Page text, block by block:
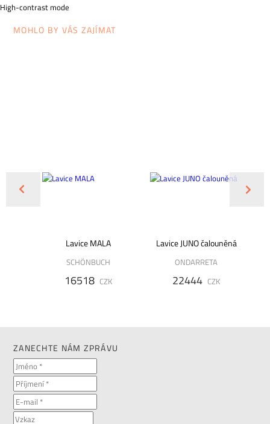
High-contrast mode
MOHLO BY VÁS ZAJÍMAT
Lavice MALA
SCHÖNBUCH
16518 CZK
Lavice JUNO čalouněná
ONDARRETA
22444 CZK
ZANECHTE NÁM ZPRÁVU